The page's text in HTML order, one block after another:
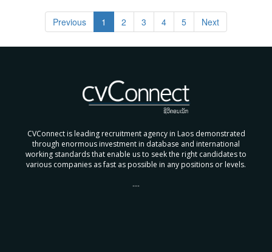
Previous 1 2 3 4 5 Next
CVConnect is leading recruitment agency in Laos demonstrated
through enormous investment in database and international
working standards that enable us to seek the right candidates to
various companies as fast as possible in any positions or levels.
....